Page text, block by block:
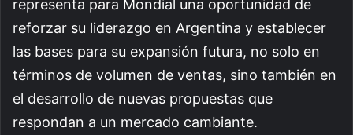
representa para Mondial una oportunidad de
reforzar su liderazgo en Argentina y establecer
las bases para su expansión futura, no solo en
términos de volumen de ventas, sino también en
el desarrollo de nuevas propuestas que
respondan a un mercado cambiante.